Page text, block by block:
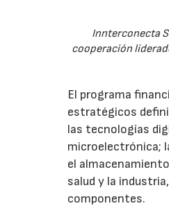
Innterconecta
cooperación
El programa
estratégicos
las tecnologías
microelectrónica;
el
salud y la
componentes.